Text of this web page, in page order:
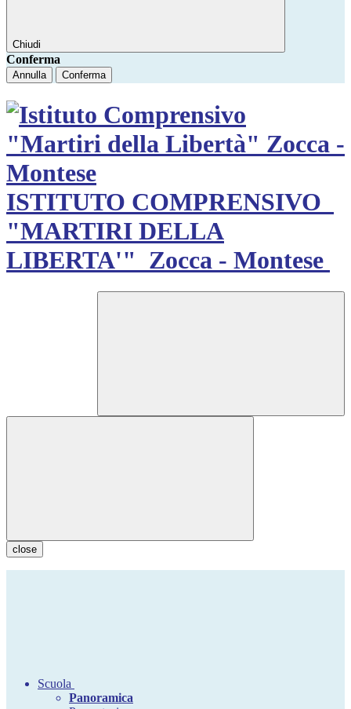
Chiudi
Conferma
Annulla Conferma
ISTITUTO COMPRENSIVO
"MARTIRI DELLA
LIBERTA'" Zocca - Montese
close
Scuola
Panoramica